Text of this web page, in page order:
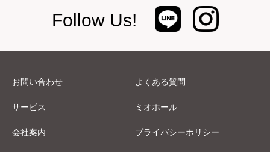
Follow Us!
お問い合わせ よくある質問
サービス ミオホール
会社案内 プライバシーポリシー